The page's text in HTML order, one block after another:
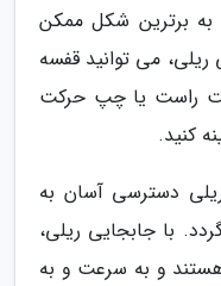
برترین شکل ممکن
ریلی، می توانید قفسه
راست یا چپ حرکت
کنید.
دسترسی آسان به
با جابجایی ریلی،
و به سرعت و به